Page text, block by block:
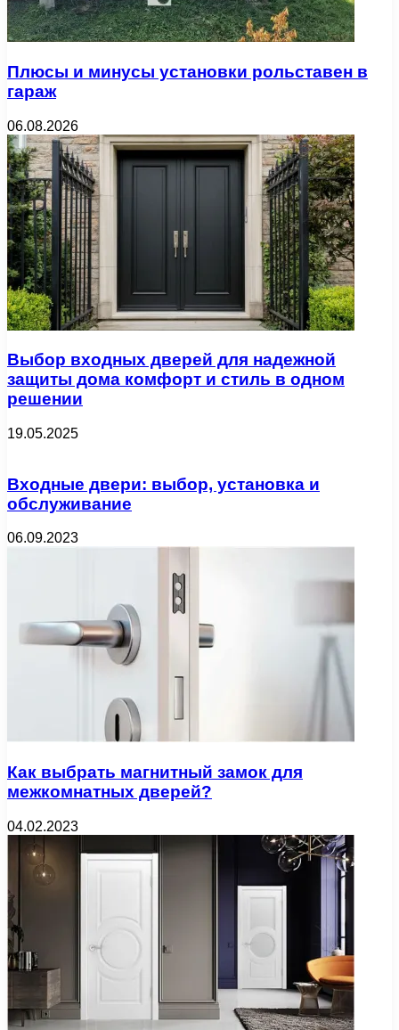
Плюсы и минусы установки рольставен в
гараж
06.08.2026
Выбор входных дверей для надежной
защиты дома комфорт и стиль в одном
решении
19.05.2025
Входные двери: выбор, установка и
обслуживание
06.09.2023
Как выбрать магнитный замок для
межкомнатных дверей?
04.02.2023